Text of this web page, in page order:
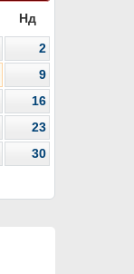
Нд
2
9
16
23
30